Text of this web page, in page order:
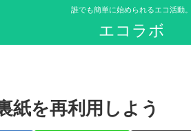
誰でも簡単に始められるエコ活動。
エコラボ
紙を再利用しよう